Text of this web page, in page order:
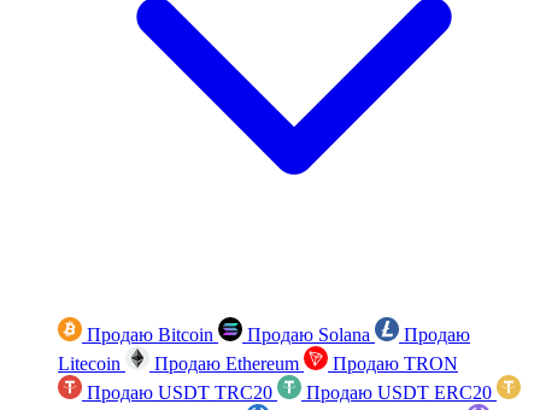
Продаю Bitcoin Продаю Solana
Продаю
Litecoin
Продаю Ethereum
Продаю TRON
Продаю USDT TRC20
Продаю USDT ERC20